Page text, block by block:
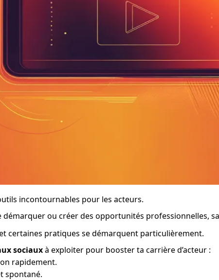
incontournables pour les acteurs.
démarquer ou créer des opportunités professionnelles,
certaines pratiques se démarquent particulièrement.
sociaux à exploiter pour booster ta carrière d’acteur :
rapidement.
spontané.